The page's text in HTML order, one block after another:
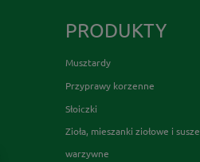
PRODUKTY
Musztardy
Przyprawy korzenne
Słoiczki
Zioła, mieszanki ziołowe i susze
warzywne